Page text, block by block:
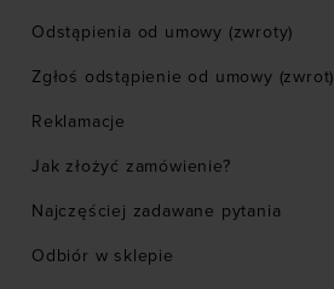
Odstąpienia od umowy (zwroty)
Zgłoś odstąpienie od umowy (zwrot)
Reklamacje
Jak złożyć zamówienie?
Najczęściej zadawane pytania
Odbiór w sklepie